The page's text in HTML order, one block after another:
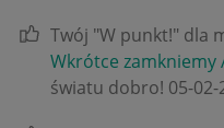
Twój "W punkt!" dla
Wkrótce zamkniemy
światu dobro! ‎05-02-